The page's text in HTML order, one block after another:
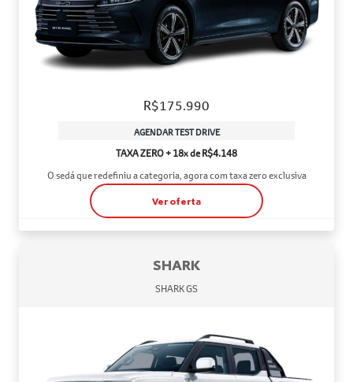
R$175.990
AGENDAR TEST DRIVE
TAXA ZERO + 18x de R$4.148
O sedá que redefiniu a categoria, agora com taxa zero exclusiva
Ver oferta
SHARK
SHARK GS